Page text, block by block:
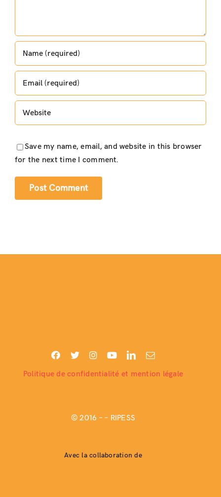
Save my name, email, and website in this browser
for the next time I comment.
Politique de confidentialité et mention légale
© 2016 –– RIPESS
Avec la collaboration de